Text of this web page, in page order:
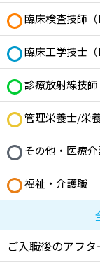
臨床検査技師（
臨床工学技士（
診療放射線技師
管理栄養士/栄
その他・医療
福祉・介護職
ご入職後のアフ